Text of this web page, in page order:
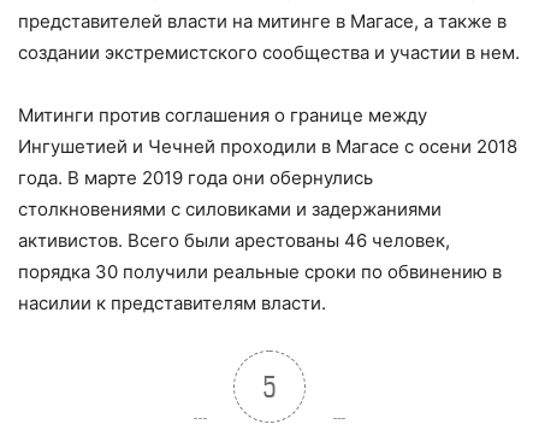
представителей власти на митинге в Магасе, а также в
создании экстремистского сообщества и участии в нем.
Митинги против соглашения о границе между
Ингушетией и Чечней проходили в Магасе с осени 2018
года. В марте 2019 года они обернулись
столкновениями с силовиками и задержаниями
активистов. Всего были арестованы 46 человек,
порядка 30 получили реальные сроки по обвинению в
насилии к представителям власти.
5